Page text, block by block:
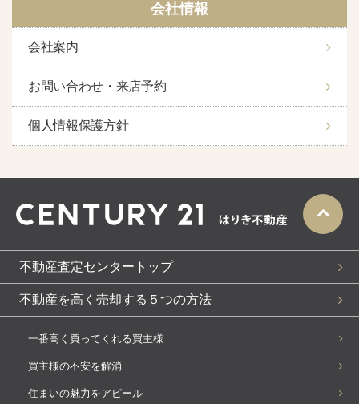
会社情報
会社案内
お問い合わせ・来店予約
個人情報保護方針
不動産査定センタートップ
不動産を高く売却する５つの方法
一番高く買ってくれる買主様
買主様の不安を解消
住まいの魅力をアピール